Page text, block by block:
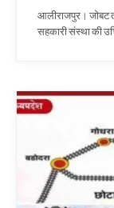
आलीराजपुर। जोबट
सहकारी संस्था की